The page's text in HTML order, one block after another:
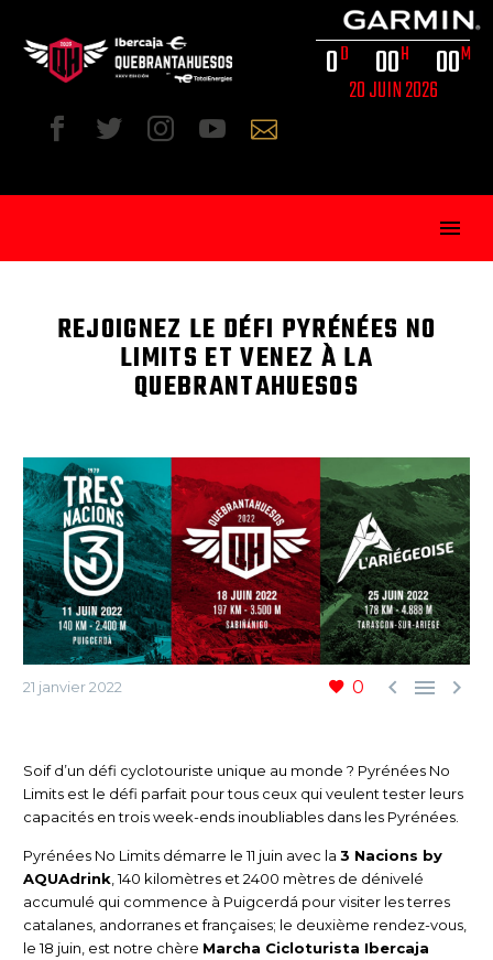
0D 00H 00M
20 JUIN 2026
FRA
REJOIGNEZ LE DÉFI PYRÉNÉES NO
LIMITS ET VENEZ À LA
QUEBRANTAHUESOS
0   
21 janvier 2022
Soif d’un défi cyclotouriste unique au monde ? Pyrénées No
Limits est le défi parfait pour tous ceux qui veulent tester leurs
capacités en trois week-ends inoubliables dans les Pyrénées.
Pyrénées No Limits démarre le 11 juin avec la 3 Nacions by
AQUAdrink , 140 kilomètres et 2400 mètres de dénivelé
accumulé qui commence à Puigcerdá pour visiter les terres
catalanes, andorranes et françaises; le deuxième rendez-vous,
le 18 juin, est notre chère Marcha Cicloturista Ibercaja